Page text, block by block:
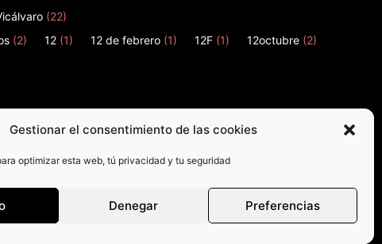
Gestionar el consentimiento de las cookies
optimizar esta web, tú privacidad y tu seguridad
Denegar Preferencias
(22)
(2) 12 (1) 12 de febrero (1) 12F (1) 12octubre (2)
© Madrid en Acción 2026